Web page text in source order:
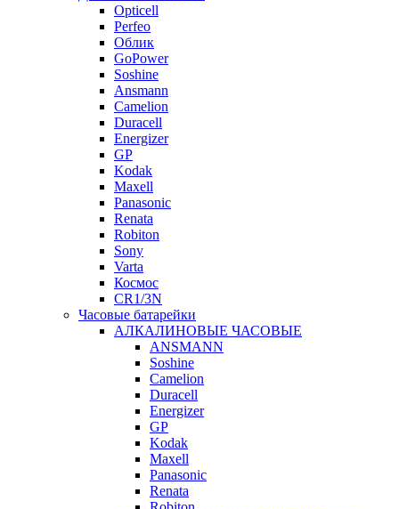
Opticell
Perfeo
Облик
GoPower
Soshine
Ansmann
Camelion
Duracell
Energizer
GP
Kodak
Maxell
Panasonic
Renata
Robiton
Sony
Varta
Космос
CR1/3N
Часовые батарейки
АЛКАЛИНОВЫЕ ЧАСОВЫЕ
ANSMANN
Soshine
Camelion
Duracell
Energizer
GP
Kodak
Maxell
Panasonic
Renata